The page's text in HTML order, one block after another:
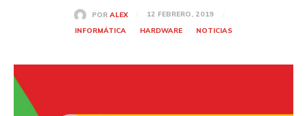
POR ALEX
12 FEBRERO, 2019
INFORMÁTICA
HARDWARE NOTICIAS